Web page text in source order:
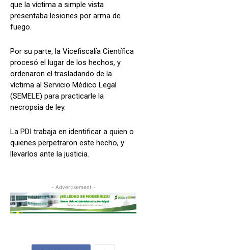
que la víctima a simple vista
presentaba lesiones por arma de
fuego.
Por su parte, la Vicefiscalía Científica
procesó el lugar de los hechos, y
ordenaron el trasladando de la
víctima al Servicio Médico Legal
(SEMELE) para practicarle la
necropsia de ley.
La PDI trabaja en identificar a quien o
quienes perpetraron este hecho, y
llevarlos ante la justicia.
- Advertisement -